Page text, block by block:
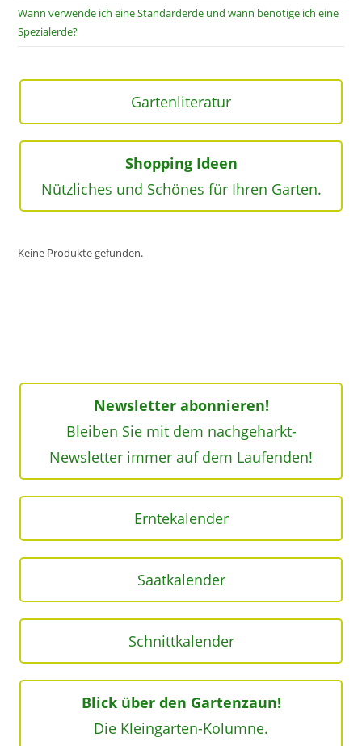
Wann verwende ich eine Standarderde und wann benötige ich eine
Spezialerde?
Gartenliteratur
Shopping Ideen
Nützliches und Schönes für Ihren Garten.
Keine Produkte gefunden.
Newsletter abonnieren!
Bleiben Sie mit dem nachgeharkt-
Newsletter immer auf dem Laufenden!
Erntekalender
Saatkalender
Schnittkalender
Blick über den Gartenzaun!
Die Kleingarten-Kolumne.